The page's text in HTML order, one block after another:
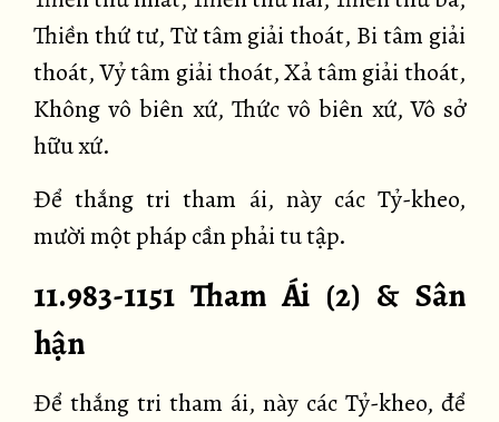
Thiền thứ tư, Từ tâm giải thoát, Bi tâm giải
thoát, Vỷ tâm giải thoát, Xả tâm giải thoát,
Không vô biên xứ, Thức vô biên xứ, Vô sở
hữu xứ.
Để thắng tri tham ái, này các Tỷ-kheo,
mười một pháp cần phải tu tập.
11.983-1151 Tham Ái (2) & Sân
hận
Để thắng tri tham ái, này các Tỷ-kheo, để